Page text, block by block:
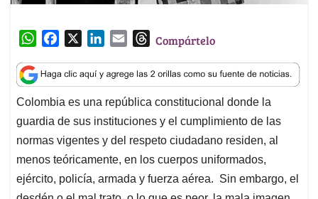
W
a
t
s
A
p
p
c
e
b
o
o
k
n
k
e
d
I
n
a
i
l
T
r
e
a
d
s
Compártelo
Colombia es una república constitucional donde la
guardia de sus instituciones y el cumplimiento de las
normas vigentes y del respeto ciudadano residen, al
menos teóricamente, en los cuerpos uniformados,
ejército, policía, armada y fuerza aérea. Sin embargo, el